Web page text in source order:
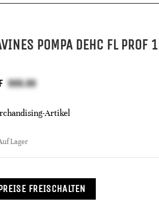
POMPA DEHC FL PROF
Artikel
Lager
FREISCHALTEN